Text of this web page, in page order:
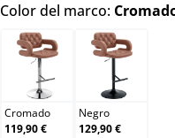
Color del marco:
Cromado
Cromado
119,90 €
Negro
Negro
129,90 €